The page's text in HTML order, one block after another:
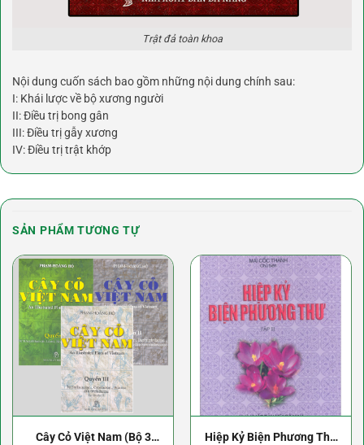
Trật đả toàn khoa
Nội dung cuốn sách bao gồm những nội dung chính sau:
I: Khái lược về bộ xương người
II: Điều trị bong gân
III: Điều trị gẫy xương
IV: Điều trị trật khớp
SẢN PHẨM TƯƠNG TỰ
Cây Cỏ Việt Nam (Bộ 3
Hiệp Kỷ Biện Phương Thư